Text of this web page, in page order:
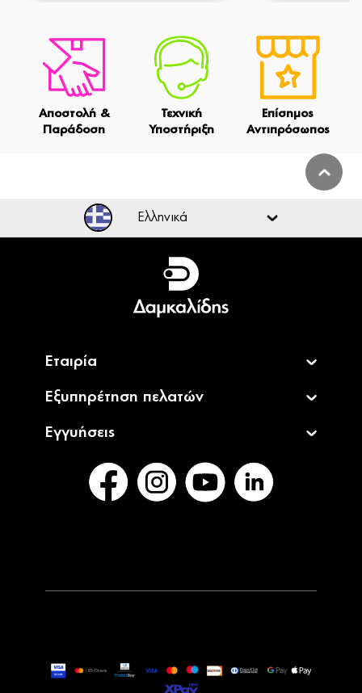
Αποστολή &
Παράδοση
Τεχνική
Υποστήριξη
Επίσημος
Αντιπρόσωπος
Ελληνικά
Ελληνικά
English
Εταιρία
Εξυπηρέτηση πελατών
Εγγυήσεις